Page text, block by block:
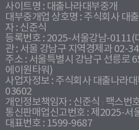
사이트명 : 대출나라대부중개
대부중개업 상호명 : 주식회사 대
자 : 신준식
등록번호 : 2025-서울강남-0111(
관 : 서울 강남구 지역경제과 02-
주소 : 서울특별시 강남구 선릉로
에이원타워)
사업자정보 : 주식회사 대출나라
03602
개인정보책임자 : 신준식
팩스번
통신판매업신고번호 : 제2025-서
대표번호 : 1599-9687